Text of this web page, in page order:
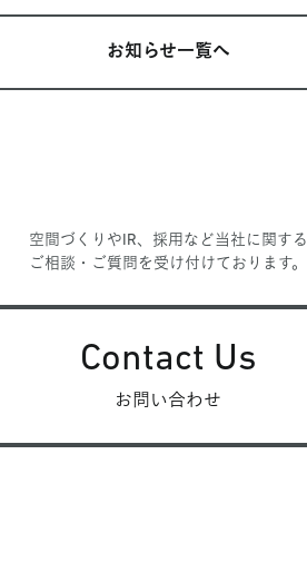
お知らせ一覧へ
空間づくりやIR、採用など当社に関する
ご相談・ご質問を受け付けております。
Contact Us
お問い合わせ